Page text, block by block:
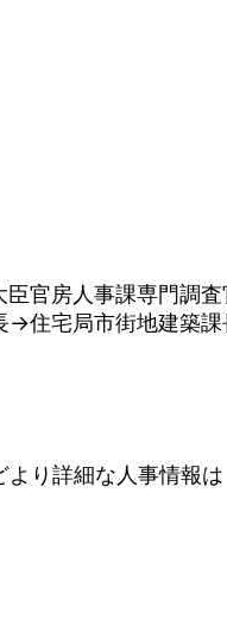
官房人事課専門調査
住宅局市街地建築課
より詳細な人事情報は